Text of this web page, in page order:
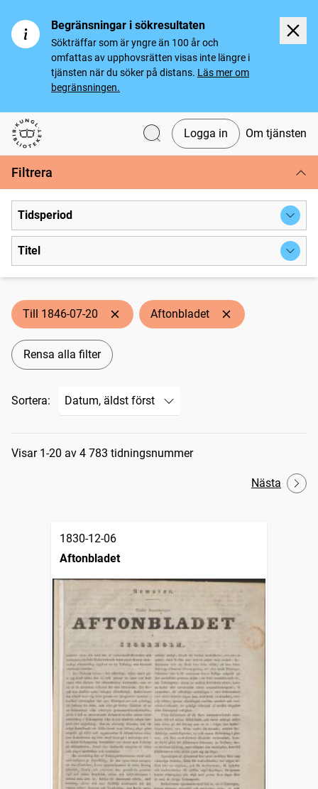
Begränsningar i sökresultaten
Sökträffar som är yngre än 100 år och
omfattas av upphovsrätten visas inte längre i
tjänsten när du söker på distans. Läs mer om
begränsningen.
Svenska tidningar
Logga in Om tjänsten
Filtrera
Tidsperiod
Titel
Till 1846-07-20 Aftonbladet
Rensa alla filter
Sortera:
Sökresultat
Visar 1-20 av 4 783 tidningsnummer
Nästa
1830-12-06
Aftonbladet